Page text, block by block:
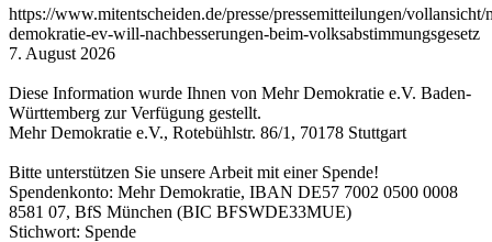
https://www.mitentscheiden.de/presse/pressemitteilungen/vollansicht/
demokratie-ev-will-nachbesserungen-beim-volksabstimmungsgesetz
7. August 2026
Diese Information wurde Ihnen von Mehr Demokratie e.V. Baden-
Württemberg zur Verfügung gestellt.
Mehr Demokratie e.V., Rotebühlstr. 86/1, 70178 Stuttgart
Bitte unterstützen Sie unsere Arbeit mit einer Spende!
Spendenkonto: Mehr Demokratie, IBAN DE57 7002 0500 0008
8581 07, BfS München (BIC BFSWDE33MUE)
Stichwort: Spende